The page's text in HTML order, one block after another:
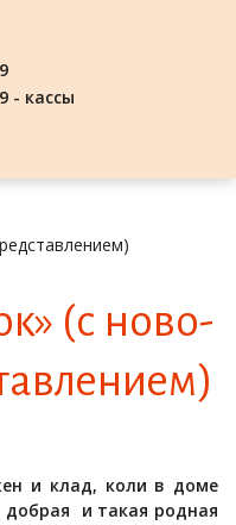
- кассы
(с но­во­
и клад, коли в доме
и такая родная